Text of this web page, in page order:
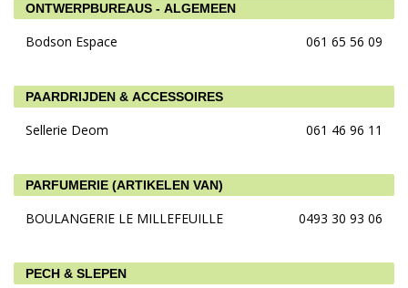
ONTWERPBUREAUS - ALGEMEEN
Bodson Espace 061 65 56 09
PAARDRIJDEN & ACCESSOIRES
Sellerie Deom 061 46 96 11
PARFUMERIE (ARTIKELEN VAN)
BOULANGERIE LE MILLEFEUILLE 0493 30 93 06
PECH & SLEPEN